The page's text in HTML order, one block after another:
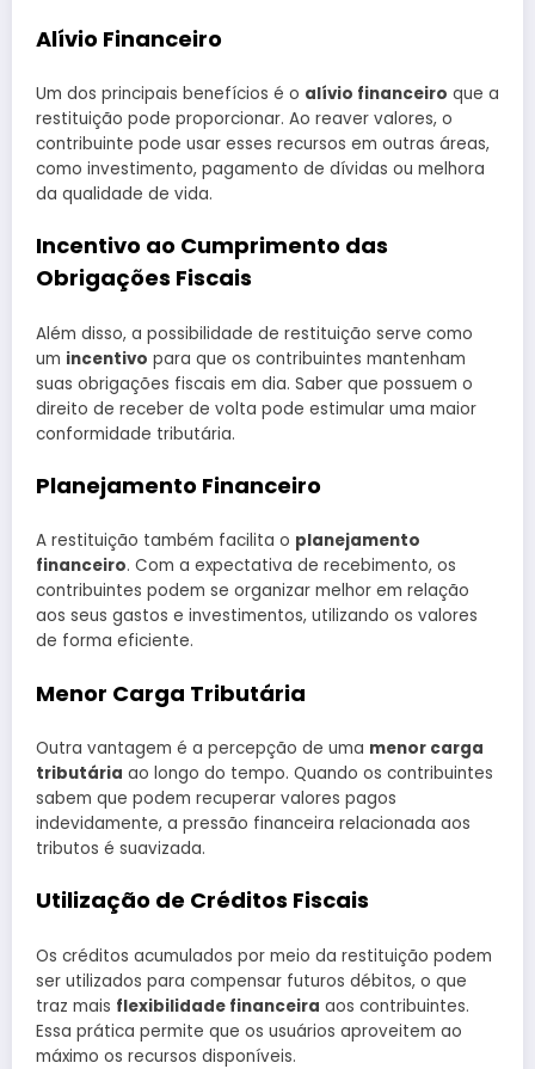
Alívio Financeiro
Um dos principais benefícios é o alívio financeiro que a
restituição pode proporcionar. Ao reaver valores, o
contribuinte pode usar esses recursos em outras áreas,
como investimento, pagamento de dívidas ou melhora
da qualidade de vida.
Incentivo ao Cumprimento das
Obrigações Fiscais
Além disso, a possibilidade de restituição serve como
um incentivo para que os contribuintes mantenham
suas obrigações fiscais em dia. Saber que possuem o
direito de receber de volta pode estimular uma maior
conformidade tributária.
Planejamento Financeiro
A restituição também facilita o planejamento
financeiro. Com a expectativa de recebimento, os
contribuintes podem se organizar melhor em relação
aos seus gastos e investimentos, utilizando os valores
de forma eficiente.
Menor Carga Tributária
Outra vantagem é a percepção de uma menor carga
tributária ao longo do tempo. Quando os contribuintes
sabem que podem recuperar valores pagos
indevidamente, a pressão financeira relacionada aos
tributos é suavizada.
Utilização de Créditos Fiscais
Os créditos acumulados por meio da restituição podem
ser utilizados para compensar futuros débitos, o que
traz mais flexibilidade financeira aos contribuintes.
Essa prática permite que os usuários aproveitem ao
máximo os recursos disponíveis.